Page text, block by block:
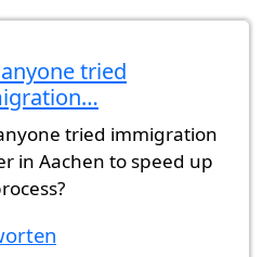
tried
tried immigration
in Aachen to speed up